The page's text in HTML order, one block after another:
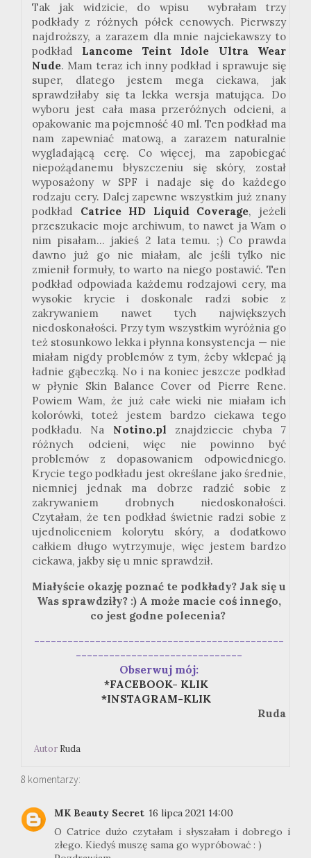
Tak jak widzicie, do wpisu wybrałamtrzy
podkłady z różnych półek cenowych. Pierwszy
najdroższy, a zarazem dla mnie najciekawszy to
podkład Lancome TeintIdole UltraWear
Nude. Mam teraz ich inny podkład i sprawuje się
super, dlatego jestem mega ciekawa, jak
sprawdziłaby się ta lekka wersja matująca. Do
wyboru jest cała masa przeróżnych odcieni, a
opakowanie ma pojemność 40 ml. Ten podkład ma
nam zapewniać matową, a zarazem naturalnie
wygladającą cerę. Co więcej, ma zapobiegać
niepożądanemu błyszczeniu się skóry, został
wyposażony w SPF i nadaje się do każdego
rodzaju cery. Dalej zapewne wszystkim już znany
podkład Catrice HD Liquid Coverage, jeżeli
przeszukacie moje archiwum, to nawet ja Wam o
nim pisałam... jakieś 2 lata temu. ;) Co prawda
dawno już go nie miałam, ale jeśli tylko nie
zmienił formuły, to warto na niego postawić. Ten
podkład odpowiada każdemu rodzajowi cery, ma
wysokie krycie i doskonale radzi sobie z
zakrywaniem nawet tych największych
niedoskonałości. Przy tym wszystkim wyróżnia go
też stosunkowo lekka i płynna konsystencja — nie
miałam nigdy problemów z tym, żeby wklepać ją
ładnie gąbeczką. No i na koniec jeszcze podkład
w płynie Skin Balance Cover od Pierre Rene.
Powiem Wam, że już całe wieki nie miałam ich
kolorówki, toteż jestem bardzo ciekawa tego
podkładu. Na Notino.pl znajdziecie chyba 7
różnych odcieni, więc nie powinno być
problemów z dopasowaniem odpowiedniego.
Krycie tego podkładu jest określane jako średnie,
niemniej jednak ma dobrze radzić sobie z
zakrywaniem drobnych niedoskonałości.
Czytałam, że ten podkład świetnie radzi sobie z
ujednoliceniem kolorytu skóry, a dodatkowo
całkiem długo wytrzymuje, więc jestem bardzo
ciekawa, jakby się u mnie sprawdził.
Miałyście okazję poznać te podkłady? Jak się u
Was sprawdziły? :) A może macie coś innego,
co jest godne polecenia?
---------------------------------------------
------------------------------
Obserwuj mój:
*FACEBOOK- KLIK
*INSTAGRAM-KLIK
Ruda
Autor Ruda
8 komentarzy:
MK Beauty Secret 16 lipca 2021 14:00
O Catrice dużo czytałam i słyszałam i dobrego i
złego. Kiedyś muszę sama go wypróbować : )